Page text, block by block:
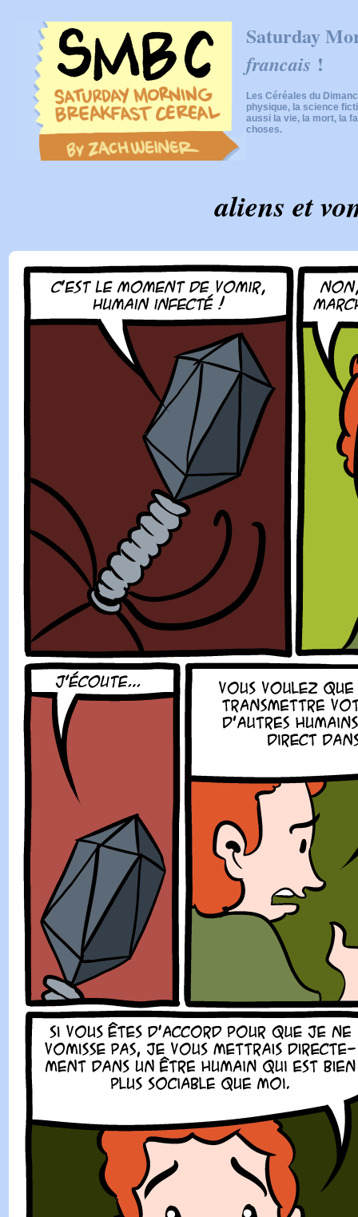
Saturday
francais !
Les Céréales du
physique, la science
aussi la vie, la mort, la
choses.
aliens et